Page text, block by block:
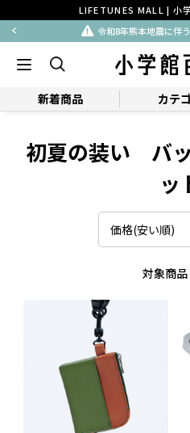
LIFETUNES MALL | 小
令和8年熊本地震に伴
新着商品 カテ
初夏の装い バ
ッ
対象商品